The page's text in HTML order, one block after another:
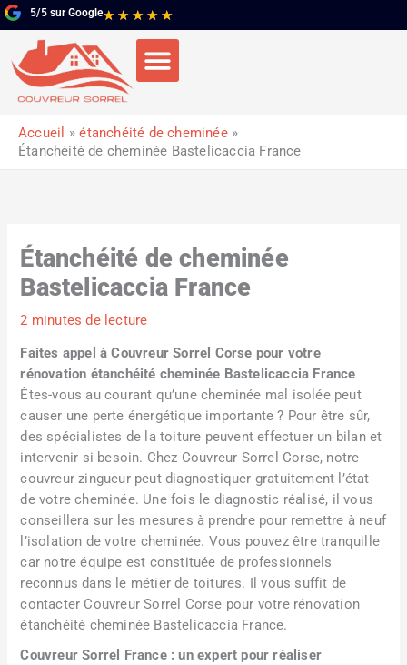
Aller
au
contenu
5/5 sur Google★ ★ ★ ★ ★Noté
5
5
Accueil
étanchéité de cheminée
Étanchéité de cheminée Bastelicaccia France
Étanchéité de cheminée
Bastelicaccia France
2 minutes de lecture
Faites appel à Couvreur Sorrel Corse pour votre
rénovation étanchéité cheminée Bastelicaccia France
Êtes-vous au courant qu’une cheminée mal isolée peut
causer une perte énergétique importante ? Pour être sûr,
des spécialistes de la toiture peuvent effectuer un bilan et
intervenir si besoin. Chez Couvreur Sorrel Corse, notre
couvreur zingueur peut diagnostiquer gratuitement l’état
de votre cheminée. Une fois le diagnostic réalisé, il vous
conseillera sur les mesures à prendre pour remettre à neuf
l’isolation de votre cheminée. Vous pouvez être tranquille
car notre équipe est constituée de professionnels
reconnus dans le métier de toitures. Il vous suffit de
contacter Couvreur Sorrel Corse pour votre rénovation
étanchéité cheminée Bastelicaccia France.
Couvreur Sorrel France : un expert pour réaliser